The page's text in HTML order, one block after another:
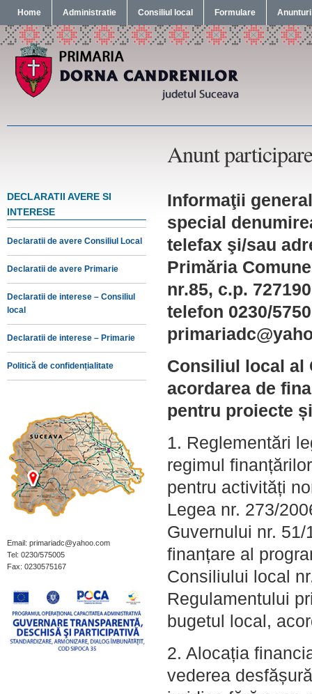
Home Administratie Consiliul local Formulare Anunturi
Anunt participare
DECLARATII AVERE SI
INTERESE
Declaratii de avere Consiliul Local
Declaratii de avere Primarie
Declaratii de interese – Consiliul
local
Declaratii de interese – Primarie
Politică de confidențialitate
Email: primariadc@yahoo.com
Tel: 0230/575005
Fax: 0230575167
Informaţii
special
telefax şi/sau
Primăria
nr.85, c.p.
telefon 0230/
Consiliul local al
acordarea de
pentru proiecte
1. Reglementări
regimul
pentru activități
Legea nr. 273/
Guvernului nr.
finanțare al
Consiliului local
Regulamentului
bugetul local,
2. Alocația
vederea